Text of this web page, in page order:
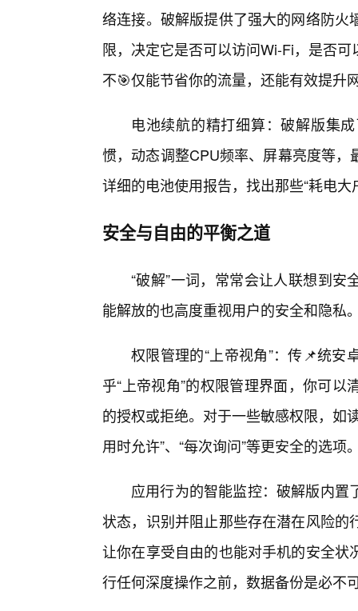
络连接。破解版提供了强大的网络防
限，决定它是否可以访问Wi-Fi，是否
不🎯仅能节省你的流量，还能有效提升
电池续航的精打细算：破解版集
惯，动态调整CPU频率、屏幕亮度等
详细的电池使用报告，找出那些“耗电
安全与自由的平衡之道
“破解”一词，常常会让人联想到
能解放的也高度重视用户的安全和隐私
权限管理的“上帝视角”：传📌统
乎“上帝视角”的权限管理界面，你可
的授权或拒绝。对于一些敏感权限，如
用时允许”、“每次询问”等更安全的选项
应用行为的智能监控：破解版内
状态，识别并阻止那些存在潜在风险
让你在享受自由的也能对手机的安全
行任何深度操作之前，数据备份是必不